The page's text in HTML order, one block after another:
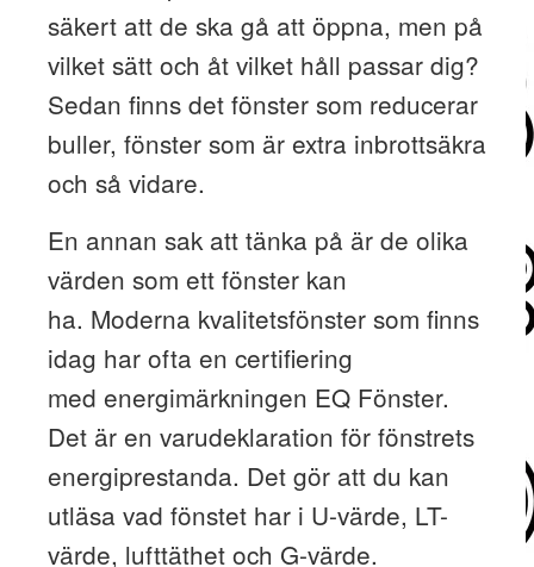
säkert att de ska gå att öppna, men på
vilket sätt och åt vilket håll passar dig?
Sedan finns det fönster som reducerar
buller, fönster som är extra inbrottsäkra
och så vidare.
En annan sak att tänka på är de olika
värden som ett fönster kan
ha. Moderna kvalitetsfönster som finns
idag har ofta en certifiering
med energimärkningen EQ Fönster.
Det är en varudeklaration för fönstrets
energiprestanda. Det gör att du kan
utläsa vad fönstet har i U-värde, LT-
värde, lufttäthet och G-värde.